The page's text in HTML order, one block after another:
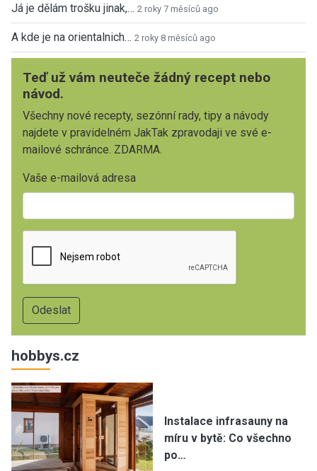
Já je dělám trošku jinak,… 2 roky 7 měsíců ago
A kde je na orientalnich… 2 roky 8 měsíců ago
Teď už vám neuteče žádný recept nebo
návod.
Všechny nové recepty, sezónní rady, tipy a návody
najdete v pravidelném JakTak zpravodaji ve své e-
mailové schránce. ZDARMA.
Vaše e-mailová adresa
hobbys.cz
Instalace infrasauny na
míru v bytě: Co všechno
po…